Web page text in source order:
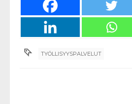
TYÖLLISYYSPALVELUT